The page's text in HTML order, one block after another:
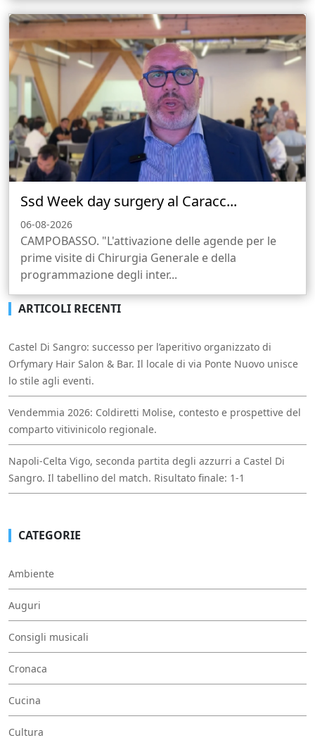
Ssd Week day surgery al Caracc...
06-08-2026
CAMPOBASSO. "L'attivazione delle agende per le
prime visite di Chirurgia Generale e della
programmazione degli inter...
ARTICOLI RECENTI
Castel Di Sangro: successo per l’aperitivo organizzato di
Orfymary Hair Salon & Bar. Il locale di via Ponte Nuovo unisce
lo stile agli eventi.
Vendemmia 2026: Coldiretti Molise, contesto e prospettive del
comparto vitivinicolo regionale.
Napoli-Celta Vigo, seconda partita degli azzurri a Castel Di
Sangro. Il tabellino del match. Risultato finale: 1-1
CATEGORIE
Ambiente
Auguri
Consigli musicali
Cronaca
Cucina
Cultura